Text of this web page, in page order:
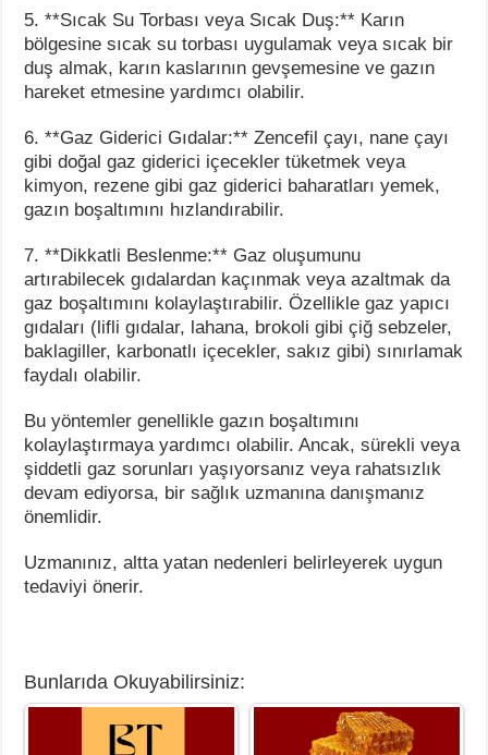
5. **Sıcak Su Torbası veya Sıcak Duş:** Karın
bölgesine sıcak su torbası uygulamak veya sıcak bir
duş almak, karın kaslarının gevşemesine ve gazın
hareket etmesine yardımcı olabilir.
6. **Gaz Giderici Gıdalar:** Zencefil çayı, nane çayı
gibi doğal gaz giderici içecekler tüketmek veya
kimyon, rezene gibi gaz giderici baharatları yemek,
gazın boşaltımını hızlandırabilir.
7. **Dikkatli Beslenme:** Gaz oluşumunu
artırabilecek gıdalardan kaçınmak veya azaltmak da
gaz boşaltımını kolaylaştırabilir. Özellikle gaz yapıcı
gıdaları (lifli gıdalar, lahana, brokoli gibi çiğ sebzeler,
baklagiller, karbonatlı içecekler, sakız gibi) sınırlamak
faydalı olabilir.
Bu yöntemler genellikle gazın boşaltımını
kolaylaştırmaya yardımcı olabilir. Ancak, sürekli veya
şiddetli gaz sorunları yaşıyorsanız veya rahatsızlık
devam ediyorsa, bir sağlık uzmanına danışmanız
önemlidir.
Uzmanınız, altta yatan nedenleri belirleyerek uygun
tedaviyi önerir.
Bunlarıda Okuyabilirsiniz: